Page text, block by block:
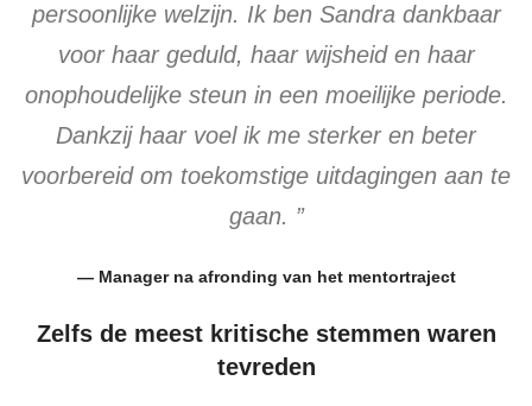
persoonlijke welzijn. Ik ben Sandra dankbaar
voor haar geduld, haar wijsheid en haar
onophoudelijke steun in een moeilijke periode.
Dankzij haar voel ik me sterker en beter
voorbereid om toekomstige uitdagingen aan te
gaan. ”
— Manager na afronding van het mentortraject
Zelfs de meest kritische stemmen waren
tevreden